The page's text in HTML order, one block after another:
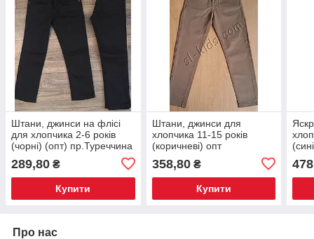
Штани, джинси на флісі
для хлопчика 2-6 років
(чорні) (опт) пр.Туреччина
289,80 ₴
Купити
Штани, джинси для
хлопчика 11-15 років
(коричневі) опт
358,80₴
Купити
Про нас